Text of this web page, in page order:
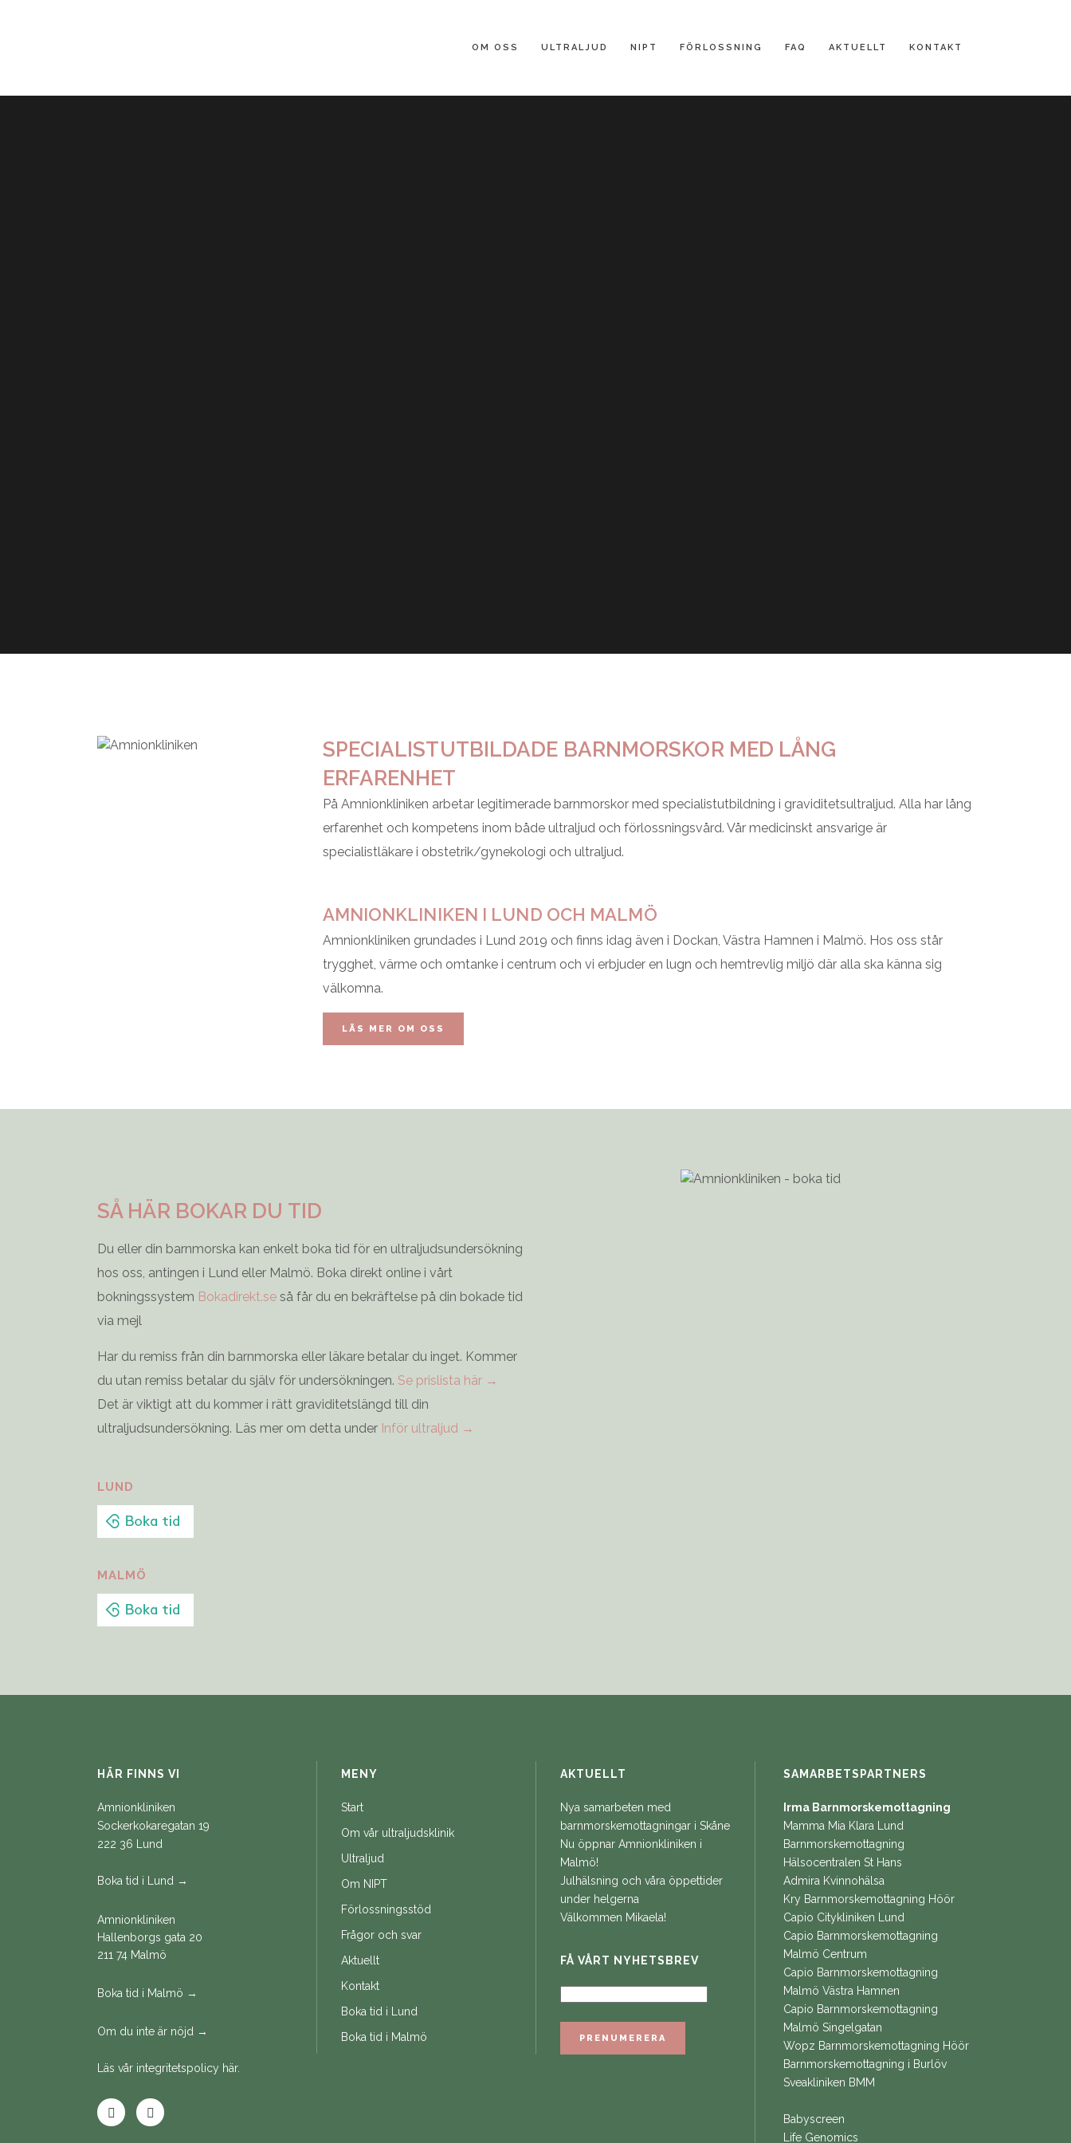
OM OSS ULTRALJUD NIPT FÖRLOSSNING FAQ AKTUELLT KONTAKT
SPECIALISTUTBILDADE BARNMORSKOR MED LÅNG
ERFARENHET
På Amnionkliniken arbetar legitimerade barnmorskor med specialistutbildning i graviditetsultraljud. Alla har lång
erfarenhet och kompetens inom både ultraljud och förlossningsvård. Vår medicinskt ansvarige är
specialistläkare i obstetrik/gynekologi och ultraljud.
AMNIONKLINIKEN I LUND OCH MALMÖ
Amnionkliniken grundades i Lund 2019 och finns idag även i Dockan, Västra Hamnen i Malmö. Hos oss står
trygghet, värme och omtanke i centrum och vi erbjuder en lugn och hemtrevlig miljö där alla ska känna sig
välkomna.
LÄS MER OM OSS
SÅ HÄR BOKAR DU TID
Du eller din barnmorska kan enkelt boka tid för en ultraljudsundersökning
hos oss, antingen i Lund eller Malmö. Boka direkt online i vårt
bokningssystem Bokadirekt.se så får du en bekräftelse på din bokade tid
via mejl
Har du remiss från din barnmorska eller läkare betalar du inget. Kommer
du utan remiss betalar du själv för undersökningen. Se prislista här →
Det är viktigt att du kommer i rätt graviditetslängd till din
ultraljudsundersökning. Läs mer om detta under Inför ultraljud →
LUND
MALMÖ
HÄR FINNS VI
Amnionkliniken
Sockerkokaregatan 19
222 36 Lund
Boka tid i Lund →
Amnionkliniken
Hallenborgs gata 20
211 74 Malmö
Boka tid i Malmö →
Om du inte är nöjd →
Läs vår integritetspolicy här.
MENY
Start
Om vår ultraljudsklinik
Ultraljud
Om NIPT
Förlossningsstöd
Frågor och svar
Aktuellt
Kontakt
Boka tid i Lund
Boka tid i Malmö
AKTUELLT
Nya samarbeten med
barnmorskemottagningar i Skåne
Nu öppnar Amnionkliniken i
Malmö!
Julhälsning och våra öppettider
under helgerna
Välkommen Mikaela!
FÅ VÅRT NYHETSBREV
SAMARBETSPARTNERS
Irma Barnmorskemottagning
Mamma Mia Klara Lund
Barnmorskemottagning
Hälsocentralen St Hans
Admira Kvinnohälsa
Kry Barnmorskemottagning Höör
Capio Citykliniken Lund
Capio Barnmorskemottagning
Malmö Centrum
Capio Barnmorskemottagning
Malmö Västra Hamnen
Capio Barnmorskemottagning
Malmö Singelgatan
Wopz Barnmorskemottagning Höör
Barnmorskemottagning i Burlöv
Sveakliniken BMM
Babyscreen
Life Genomics